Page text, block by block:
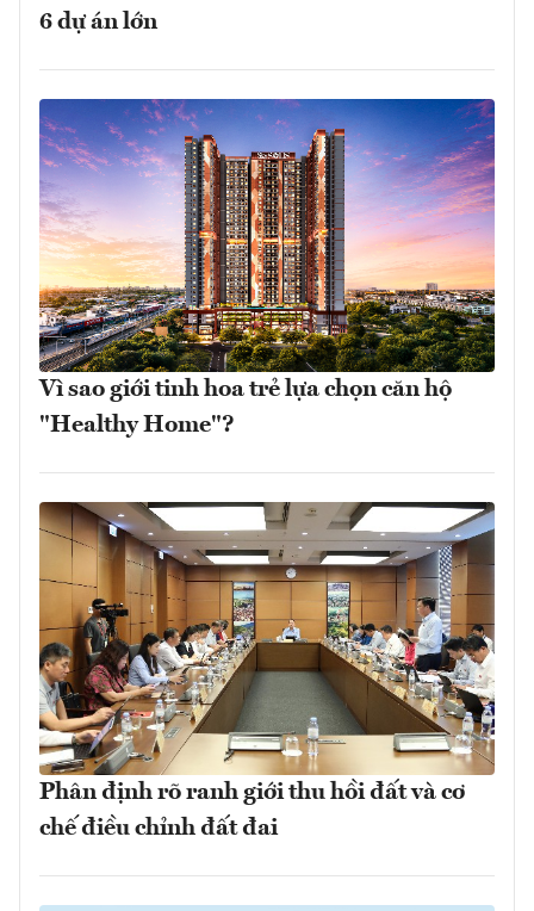
6 dự án lớn
Vì sao giới tinh hoa trẻ lựa chọn căn hộ
"Healthy Home"?
Phân định rõ ranh giới thu hồi đất và cơ
chế điều chỉnh đất đai